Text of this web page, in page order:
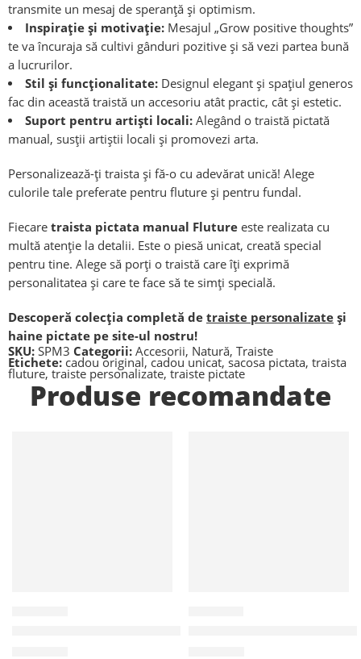
transmite un mesaj de speranță și optimism.
Inspirație și motivație:Mesajul „Grow positive thoughts”
te va încuraja să cultivi gânduri pozitive și să vezi partea bună
a lucrurilor.
Stil și funcționalitate:Designul elegant și spațiul generos
fac din această traistă un accesoriu atât practic, cât și estetic.
Suport pentru artiști locali:Alegând o traistă pictată
manual, susții artiștii locali și promovezi arta.
Personalizează-ți traista și fă-o cu adevărat unică! Alege
culorile tale preferate pentru fluture și pentru fundal.
Fiecare traista pictata manual Fluture este realizata cu
multă atenție la detalii. Este o piesă unicat, creată special
pentru tine. Alege să porți o traistă care îți exprimă
personalitatea și care te face să te simți specială.
Descoperă colecția completă de traiste personalizate și
haine pictate pe site-ul nostru!
SKU: SPM3 Categorii: Accesorii, Natură, Traiste
Etichete: cadou original, cadou unicat, sacosa pictata, traista
fluture, traiste personalizate, traiste pictate
Produse recomandate